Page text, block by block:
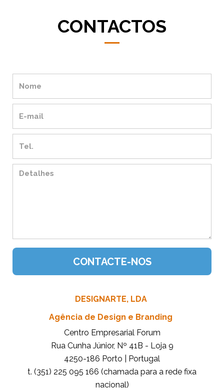
CONTACTOS
DESIGNARTE, LDA
Agência de Design e Branding
Centro Empresarial Forum
Rua Cunha Júnior, Nº 41B - Loja 9
4250-186 Porto | Portugal
t. (351) 225 095 166 (chamada para a rede fixa
nacional)